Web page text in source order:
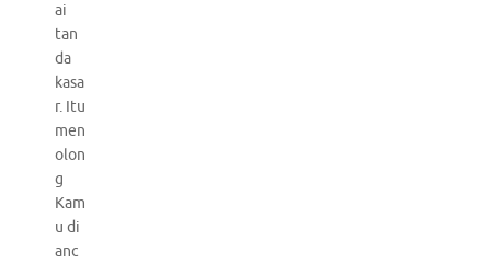
ai
tan
da
kasa
r. Itu
men
olon
g
Kam
u di
anc